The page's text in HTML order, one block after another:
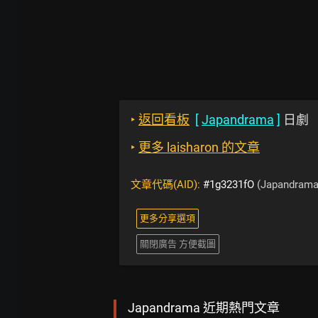
‣ 返回看板 [Japandrama ] 日劇
‣ 更多 laisharon 的文章
文章代碼(AID): #1g3231fO
更多分享選項
關閉廣告 方便截圖
Japandrama 近期熱門文章